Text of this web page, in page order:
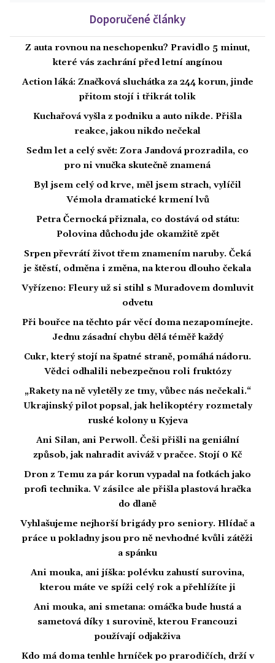
Doporučené články
Z auta rovnou na neschopenku? Pravidlo 5 minut,
které vás zachrání před letní angínou
Action láká: Značková sluchátka za 244 korun, jinde
přitom stojí i třikrát tolik
Kuchařová vyšla z podniku a auto nikde. Přišla
reakce, jakou nikdo nečekal
Sedm let a celý svět: Zora Jandová prozradila, co
pro ni vnučka skutečně znamená
Byl jsem celý od krve, měl jsem strach, vylíčil
Vémola dramatické krmení lvů
Petra Černocká přiznala, co dostává od státu:
Polovina důchodu jde okamžitě zpět
Srpen převrátí život třem znamením naruby. Čeká
je štěstí, odměna i změna, na kterou dlouho čekala
Vyřízeno: Fleury už si stihl s Muradovem domluvit
odvetu
Při bouřce na těchto pár věcí doma nezapomínejte.
Jednu zásadní chybu dělá téměř každý
Cukr, který stojí na špatné straně, pomáhá nádoru.
Vědci odhalili nebezpečnou roli fruktózy
„Rakety na ně vyletěly ze tmy, vůbec nás nečekali.“
Ukrajinský pilot popsal, jak helikoptéry rozmetaly
ruské kolony u Kyjeva
Ani Silan, ani Perwoll. Češi přišli na geniální
způsob, jak nahradit aviváž v pračce. Stojí 0 Kč
Dron z Temu za pár korun vypadal na fotkách jako
profi technika. V zásilce ale přišla plastová hračka
do dlaně
Vyhlašujeme nejhorší brigády pro seniory. Hlídač a
práce u pokladny jsou pro ně nevhodné kvůli zátěži
a spánku
Ani mouka, ani jíška: polévku zahustí surovina,
kterou máte ve spíži celý rok a přehlížíte ji
Ani mouka, ani smetana: omáčka bude hustá a
sametová díky 1 surovině, kterou Francouzi
používají odjakživa
Kdo má doma tenhle hrníček po prarodičích, drží v